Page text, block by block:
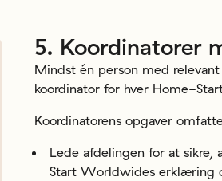
5. Koordinatorer
Mindst én person med
koordinator for hver Home-
Koordinatorens opgaver
Lede afdelingen for at
Start Worldwides erklæring